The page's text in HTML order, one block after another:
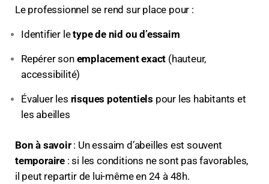
Le professionnel se rend sur place pour :
Identifier letype de nid ou d’essaim
Repérer son emplacement exact (hauteur,
accessibilité)
Évaluer les risques potentiels pour les habitants et
les abeilles
Bon à savoir: Un essaim d’abeilles est souvent
temporaire : si les conditions ne sont pas favorables,
il peut repartir de lui-même en 24 à 48h.